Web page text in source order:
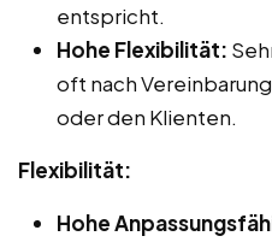
entspricht.
Hohe Flexibilität:
oft nach
oder den Klienten.
Flexibilität:
Hohe